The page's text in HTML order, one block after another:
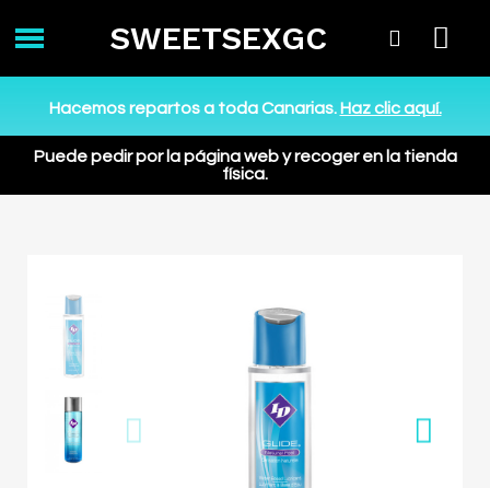
SWEETSEXGC
Hacemos repartos a toda Canarias.Haz clic aquí.
Puede pedir por la página web y recoger en la tienda
física.